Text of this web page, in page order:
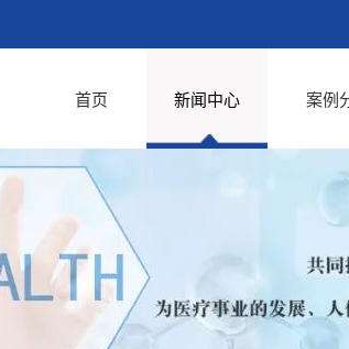
首页 新闻中心 案例